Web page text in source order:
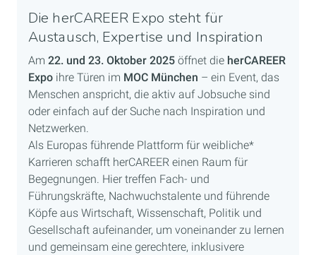
Die herCAREER Expo steht für
Austausch, Expertise und Inspiration
Am 22. und 23. Oktober 2025 öffnet die herCAREER
Expo ihre Türen im MOC München – ein Event, das
Menschen anspricht, die aktiv auf Jobsuche sind
oder einfach auf der Suche nach Inspiration und
Netzwerken.
Als Europas führende Plattform für weibliche*
Karrieren schafft herCAREER einen Raum für
Begegnungen. Hier treffen Fach- und
Führungskräfte, Nachwuchstalente und führende
Köpfe aus Wirtschaft, Wissenschaft, Politik und
Gesellschaft aufeinander, um voneinander zu lernen
und gemeinsam eine gerechtere, inklusivere